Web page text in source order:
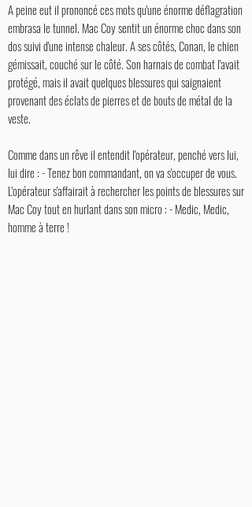
A peine eut il prononcé ces mots qu'une énorme déflagration
embrasa le tunnel. Mac Coy sentit un énorme choc dans son
dos suivi d'une intense chaleur. A ses côtés, Conan, le chien
gémissait, couché sur le côté. Son harnais de combat l'avait
protégé, mais il avait quelques blessures qui saignaient
provenant des éclats de pierres et de bouts de métal de la
veste.
Comme dans un rêve il entendit l'opérateur, penché vers lui,
lui dire : - Tenez bon commandant, on va s'occuper de vous.
L'opérateur s'affairait à rechercher les points de blessures sur
Mac Coy tout en hurlant dans son micro : - Medic, Medic,
homme à terre !